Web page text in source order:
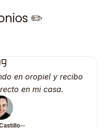
✏️
en oropiel y recibo
en mi casa.